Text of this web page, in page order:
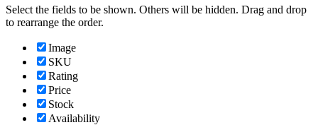
Select the fields to be shown. Others will be hidden. Drag and drop
to rearrange the order.
Image
SKU
Rating
Price
Stock
Availability